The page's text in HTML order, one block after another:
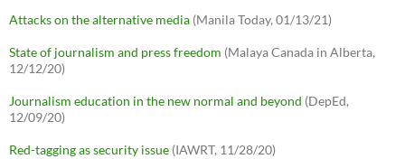
Attacks on the alternative media (Manila Today, 01/13/21)
State of journalism and press freedom (Malaya Canada in Alberta,
12/12/20)
Journalism education in the new normal and beyond (DepEd,
12/09/20)
Red-tagging as security issue (IAWRT, 11/28/20)